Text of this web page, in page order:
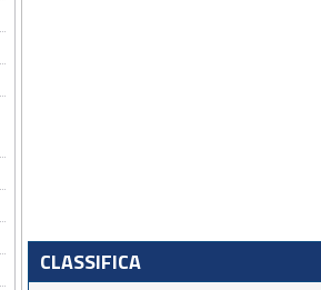
CLASSIFICA